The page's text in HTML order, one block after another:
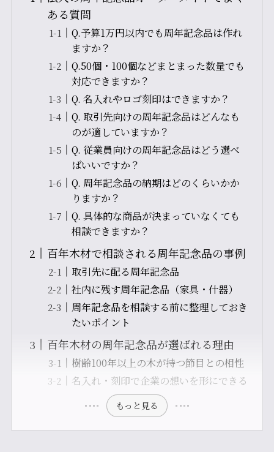
ある質問
Q.予算1万円以内でも周年記念品は作れ
ますか？
Q.50個・100個などまとまった数量でも
対応できますか？
Q. 名入れやロゴ刻印はできますか？
Q. 取引先向けの周年記念品はどんなも
のが適していますか？
Q. 従業員向けの周年記念品はどう選べ
ばいいですか？
Q. 周年記念品の納期はどのくらいかか
りますか？
Q. 具体的な商品が決まっていなくても
相談できますか？
百年木材で相談される周年記念品の事例
取引先に配る周年記念品
社内に残す周年記念品（家具・什器）
周年記念品を相談する前に整理しておき
たいポイント
百年木材の周年記念品が選ばれる理由
樹齢100年以上の木が持つ節目との相性
名入れ・刻印で企業の想いを形にできる
もっと見る